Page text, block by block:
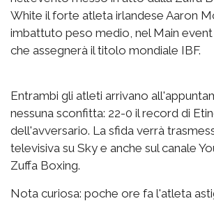
White il forte atleta irlandese Aaron
imbattuto peso medio, nel Main
che assegnerà il titolo mondiale IBF.
Entrambi gli atleti arrivano
nessuna sconfitta: 22-0 il record di
dell'avversario. La sfida verrà
televisiva su Sky e anche sul canale
Zuffa Boxing.
Nota curiosa: poche ore fa l'atleta